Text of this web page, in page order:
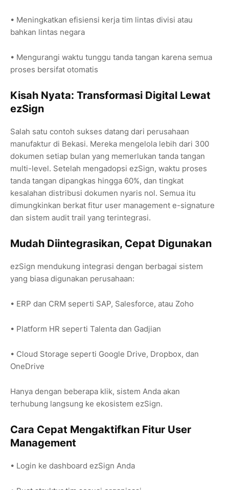
• Meningkatkan efisiensi kerja tim lintas divisi atau
bahkan lintas negara
• Mengurangi waktu tunggu tanda tangan karena semua
proses bersifat otomatis
Kisah Nyata: Transformasi Digital Lewat
ezSign
Salah satu contoh sukses datang dari perusahaan
manufaktur di Bekasi. Mereka mengelola lebih dari 300
dokumen setiap bulan yang memerlukan tanda tangan
multi-level. Setelah mengadopsi ezSign, waktu proses
tanda tangan dipangkas hingga 60%, dan tingkat
kesalahan distribusi dokumen nyaris nol. Semua itu
dimungkinkan berkat fitur user management e-signature
dan sistem audit trail yang terintegrasi.
Mudah Diintegrasikan, Cepat Digunakan
ezSign mendukung integrasi dengan berbagai sistem
yang biasa digunakan perusahaan:
• ERP dan CRM seperti SAP, Salesforce, atau Zoho
• Platform HR seperti Talenta dan Gadjian
• Cloud Storage seperti Google Drive, Dropbox, dan
OneDrive
Hanya dengan beberapa klik, sistem Anda akan
terhubung langsung ke ekosistem ezSign.
Cara Cepat Mengaktifkan Fitur User
Management
• Login ke dashboard ezSign Anda